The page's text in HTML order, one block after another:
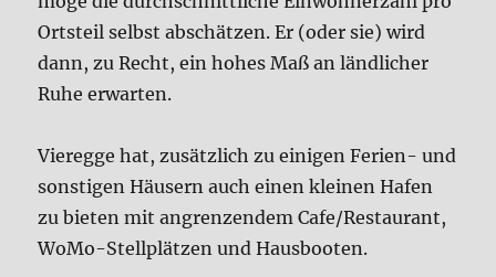
Ortsteil selbst abschätzen. Er (oder sie) wird
dann, zu Recht, ein hohes Maß an ländlicher
Ruhe erwarten.
Vieregge hat, zusätzlich zu einigen Ferien- und
sonstigen Häusern auch einen kleinen Hafen
zu bieten mit angrenzendem Cafe/Restaurant,
WoMo-Stellplätzen und Hausbooten.